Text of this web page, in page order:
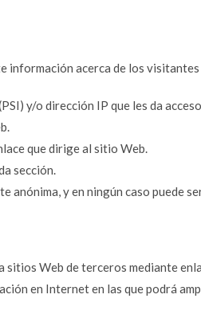
información acerca de los
y/o dirección IP que les da
que dirige al sitio Web.
sección.
anónima, y en ningún caso puede
Web de terceros mediante
en Internet en las que podrá